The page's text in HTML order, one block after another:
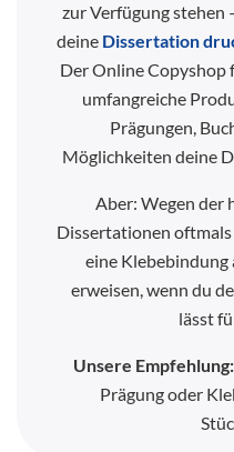
zur Verfügung stehen
deine Dissertation
Der Online Copyshop
umfangreiche
Prägungen,
Möglichkeiten deine
Aber: Wegen der
Dissertationen
eine
erweisen, wenn du
lässt
Unsere Empfehlung:
Prägung oder